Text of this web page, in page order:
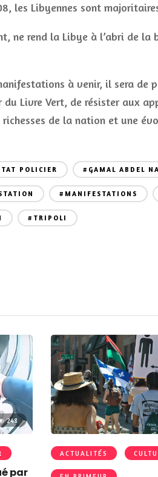
les Libyennes sont
ne rend la Libye à l’abri de
à venir, il sera
du Livre Vert, de résister aux
de la nation et une
POLICIER #GAMAL ABDEL
#MANIFESTATIONS
#TRIPOLI
248
par
ACTUALITÉS